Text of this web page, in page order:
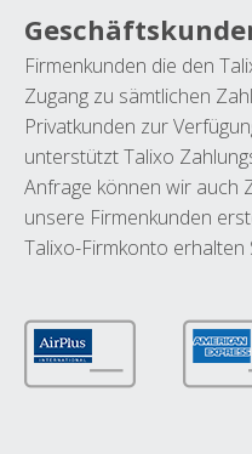
Firmenkunden die den
Zugang zu sämtlichen
Privatkunden zur
unterstützt Talixo
Anfrage können wir auch
unsere Firmenkunden
Talixo-Firmkonto erhalten